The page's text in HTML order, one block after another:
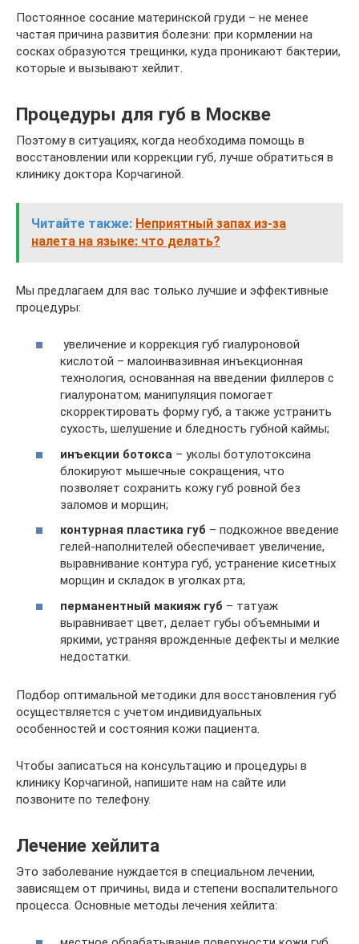
Постоянное сосание материнской груди – не менее
частая причина развития болезни: при кормлении на
сосках образуются трещинки, куда проникают бактерии,
которые и вызывают хейлит.
Процедуры для губ в Москве
Поэтому в ситуациях, когда необходима помощь в
восстановлении или коррекции губ, лучше обратиться в
клинику доктора Корчагиной.
Читайте также: Неприятный запах из-за
налета на языке: что делать?
Мы предлагаем для вас только лучшие и эффективные
процедуры:
увеличение и коррекция губ гиалуроновой
кислотой – малоинвазивная инъекционная
технология, основанная на введении филлеров с
гиалуронатом; манипуляция помогает
скорректировать форму губ, а также устранить
сухость, шелушение и бледность губной каймы;
инъекции ботокса – уколы ботулотоксина
блокируют мышечные сокращения, что
позволяет сохранить кожу губ ровной без
заломов и морщин;
контурная пластика губ – подкожное введение
гелей-наполнителей обеспечивает увеличение,
выравнивание контура губ, устранение кисетных
морщин и складок в уголках рта;
перманентный макияж губ – татуаж
выравнивает цвет, делает губы объемными и
яркими, устраняя врожденные дефекты и мелкие
недостатки.
Подбор оптимальной методики для восстановления губ
осуществляется с учетом индивидуальных
особенностей и состояния кожи пациента.
Чтобы записаться на консультацию и процедуры в
клинику Корчагиной, напишите нам на сайте или
позвоните по телефону.
Лечение хейлита
Это заболевание нуждается в специальном лечении,
зависящем от причины, вида и степени воспалительного
процесса. Основные методы лечения хейлита: